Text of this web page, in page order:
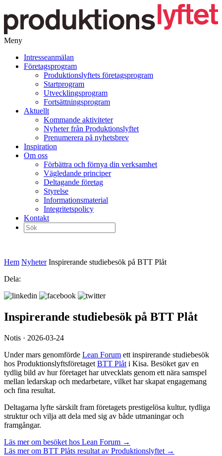
Meny
vidare
Intresseanmälan
Företagsprogram
Produktionslyftets företagsprogram
Startprogram
Utvecklingsprogram
Fortsättningsprogram
Aktuellt
Kommande aktiviteter
Nyheter från Produktionslyftet
Prenumerera på nyhetsbrev
Inspiration
Om oss
Förbättra och förnya din verksamhet
Vägledande principer
Deltagande företag
Styrelse
Informationsmaterial
Integritetspolicy
Kontakt
Sök
efter:
Hem Nyheter Inspirerande studiebesök på BTT Plåt
Dela:
Inspirerande studiebesök på BTT Plåt
Notis · 2026-03-24
Under mars genomförde Lean Forum ett inspirerande studiebesök
hos Produktionslyftsföretaget BTT Plåt i Kisa. Besöket gav en
tydlig bild av hur företaget har utvecklats genom ett nära samspel
mellan ledarskap och medarbetare, vilket har skapat engagemang
och fina resultat.
Deltagarna lyfte särskilt fram företagets prestigelösa kultur, tydliga
struktur och vilja att dela med sig av både utmaningar och
framgångar.
Läs mer om besöket hos Lean Forum →
Läs mer om BTT Plåts resultat av Produktionslyftet →